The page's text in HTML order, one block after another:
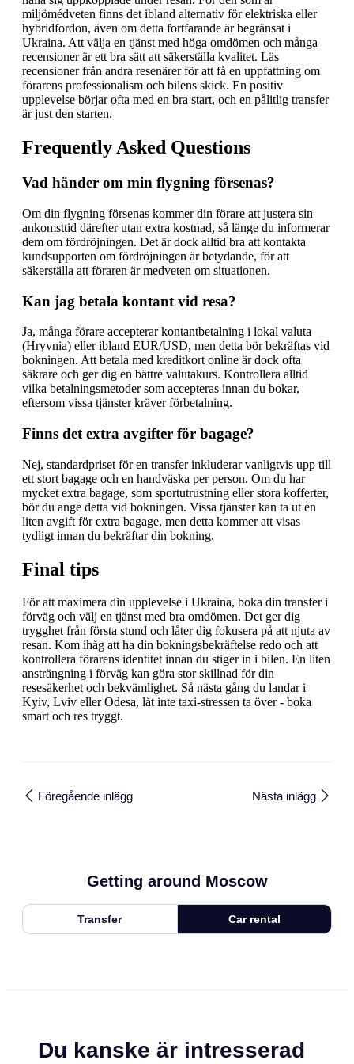
miljömédveten finns det ibland alternativ för elektriska eller
hybridfordon, även om detta fortfarande är begränsat i
Ukraina. Att välja en tjänst med höga omdömen och många
recensioner är ett bra sätt att säkerställa kvalitet. Läs
recensioner från andra resenärer för att få en uppfattning om
förarens professionalism och bilens skick. En positiv
upplevelse börjar ofta med en bra start, och en pålitlig transfer
är just den starten.
Frequently Asked Questions
Vad händer om min flygning försenas?
Om din flygning försenas kommer din förare att justera sin
ankomsttid därefter utan extra kostnad, så länge du informerar
dem om fördröjningen. Det är dock alltid bra att kontakta
kundsupporten om fördröjningen är betydande, för att
säkerställa att föraren är medveten om situationen.
Kan jag betala kontant vid resa?
Ja, många förare accepterar kontantbetalning i lokal valuta
(Hryvnia) eller ibland EUR/USD, men detta bör bekräftas vid
bokningen. Att betala med kreditkort online är dock ofta
säkrare och ger dig en bättre valutakurs. Kontrollera alltid
vilka betalningsmetoder som accepteras innan du bokar,
eftersom vissa tjänster kräver förbetalning.
Finns det extra avgifter för bagage?
Nej, standardpriset för en transfer inkluderar vanligtvis upp till
ett stort bagage och en handväska per person. Om du har
mycket extra bagage, som sportutrustning eller stora kofferter,
bör du ange detta vid bokningen. Vissa tjänster kan ta ut en
liten avgift för extra bagage, men detta kommer att visas
tydligt innan du bekräftar din bokning.
Final tips
För att maximera din upplevelse i Ukraina, boka din transfer i
förväg och välj en tjänst med bra omdömen. Det ger dig
trygghet från första stund och låter dig fokusera på att njuta av
resan. Kom ihåg att ha din bokningsbekräftelse redo och att
kontrollera förarens identitet innan du stiger in i bilen. En liten
ansträngning i förväg kan göra stor skillnad för din
resesäkerhet och bekvämlighet. Så nästa gång du landar i
Kyiv, Lviv eller Odesa, låt inte taxi-stressen ta över - boka
smart och res tryggt.
Föregående inlägg Nästa inlägg
Getting around Moscow
Transfer Car rental
Du kanske är intresserad